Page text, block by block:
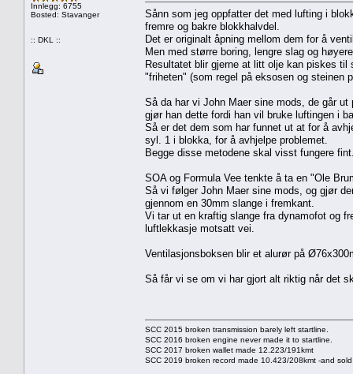
Innlegg: 6755
Bosted: Stavanger
:: DKL ::
Sånn som jeg oppfatter det med lufting i
fremre og bakre blokkhalvdel.
Det er originalt åpning mellom dem for å
Men med større boring, lengre slag og
Resultatet blir gjerne at litt olje kan piskes
"friheten" (som regel på eksosen og steinen
Så da har vi John Maer sine mods, de går
gjør han dette fordi han vil bruke luftingen i
Så er det dem som har funnet ut at for å
syl. 1 i blokka, for å avhjelpe problemet.
Begge disse metodene skal visst fungere
SOA og Formula Vee tenkte å ta en "Ole
Så vi følger John Maer sine mods, og gjør
gjennom en 30mm slange i fremkant.
Vi tar ut en kraftig slange fra dynamofot og
luftlekkasje motsatt vei.
Ventilasjonsboksen blir et alurør på
Så får vi se om vi har gjort alt riktig når det
SCC 2015 broken transmission barely left startline.
SCC 2016 broken engine never made it to startline.
SCC 2017 broken wallet made 12.223/191kmt
SCC 2019 broken record made 10.423/208kmt -and